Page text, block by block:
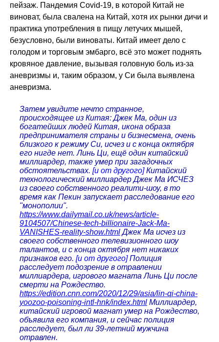
пейзаж. Пандемия Covid-19, в которой Китай не
виноват, была свалена на Китай, хотя их рынки дичи и
практика употребления в пищу летучих мышей,
безусловно, были виноваты. Китай имеет дело с
голодом и торговым эмбарго, всё это может поднять
кровяное давление, вызывая головную боль из-за
аневризмы и, таким образом, у Си была выявлена
аневризма.
Затем увидите нечто странное,
происходящее из Китая: Джек Ма, один из
богатейших людей Китая, икона образа
предпринимателя страны и бизнесмена, очень
близкого к режиму Си, исчез и с конца октября
его нигде нет. Линь Ци, ещё один китайский
миллиардер, также умер при загадочных
обстоятельствах. [и от другого] Китайский
технологический миллиардер Джек Ма ИСЧЕЗ
из своего собственного реалити-шоу, в то
время как Пекин запускает расследование его
"монополии".
https://www.dailymail.co.uk/news/article-
9104507/Chinese-tech-billionaire-Jack-Ma-
VANISHES-reality-show.htmlДжек Ма исчез из
своего собственного телевизионного шоу
талантов, и с конца октября нет никаких
признаков его. [и от другого] Полиция
расследует подозрение в отравлении
миллиардера, игрового магната Линь Ци после
смерти на Рождество.
https://edition.cnn.com/2020/12/29/asia/lin-qi-china-
yoozoo-poisoning-intl-hnk/index.html Миллиардер,
китайский игровой магнат умер на Рождество,
объявила его компания, и сейчас полиция
расследует, был ли 39-летний мужчина
отравлен.